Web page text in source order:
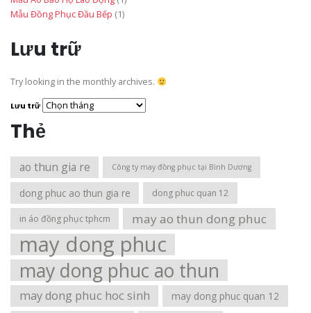
Mẫu Đồng Phục Đầu Bếp (1)
Lưu trữ
Try looking in the monthly archives.
Lưu trữ
Thẻ
ao thun gia re Công ty may đồng phục tại Bình Dương
dong phuc ao thun gia re dong phuc quan 12
in áo đồng phục tphcm may ao thun dong phuc
may dong phuc
may dong phuc ao thun
may dong phuc hoc sinh may dong phuc quan 12